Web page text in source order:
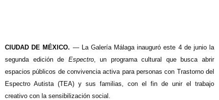
CIUDAD DE MÉXICO. — La Galería Málaga inauguró este 4 de junio la
segunda edición de Espectro, un programa cultural que busca abrir
espacios públicos de convivencia activa para personas con Trastorno del
Espectro Autista (TEA) y sus familias, con el fin de unir el trabajo
creativo con la sensibilización social.